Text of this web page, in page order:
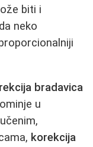
biti i
neko
bradavica
u
korekcija